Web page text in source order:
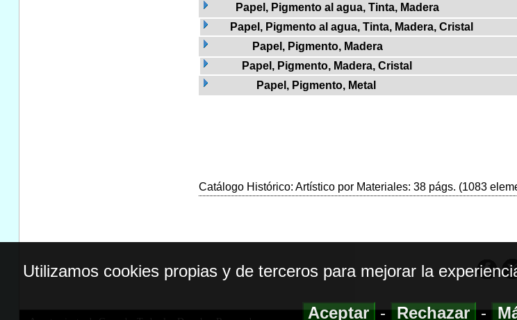
Papel, Pigmento al agua, Tinta, Madera
Papel, Pigmento al agua, Tinta, Madera, Cristal
Papel, Pigmento, Madera
Papel, Pigmento, Madera, Cristal
Papel, Pigmento, Metal
Catálogo Histórico: Artístico por Materiales: 38 págs. (1083
Utilizamos cookies propias y de terceros para mejorar la
Aceptar-Rechazar-